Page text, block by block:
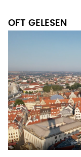
OFT GELESEN